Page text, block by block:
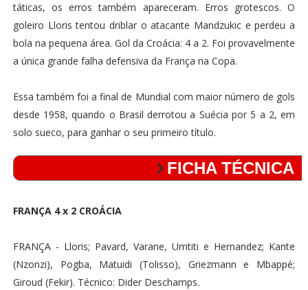
táticas, os erros também apareceram. Erros grotescos. O
goleiro Lloris tentou driblar o atacante Mandzukic e perdeu a
bola na pequena área. Gol da Croácia: 4 a 2. Foi provavelmente
a única grande falha defensiva da França na Copa.
Essa também foi a final de Mundial com maior número de gols
desde 1958, quando o Brasil derrotou a Suécia por 5 a 2, em
solo sueco, para ganhar o seu primeiro título.
FICHA TÉCNICA
FRANÇA 4 x 2 CROÁCIA
FRANÇA - Lloris; Pavard, Varane, Umtiti e Hernandez; Kante
(Nzonzi), Pogba, Matuidi (Tolisso), Griezmann e Mbappé;
Giroud (Fekir). Técnico: Dider Deschamps.